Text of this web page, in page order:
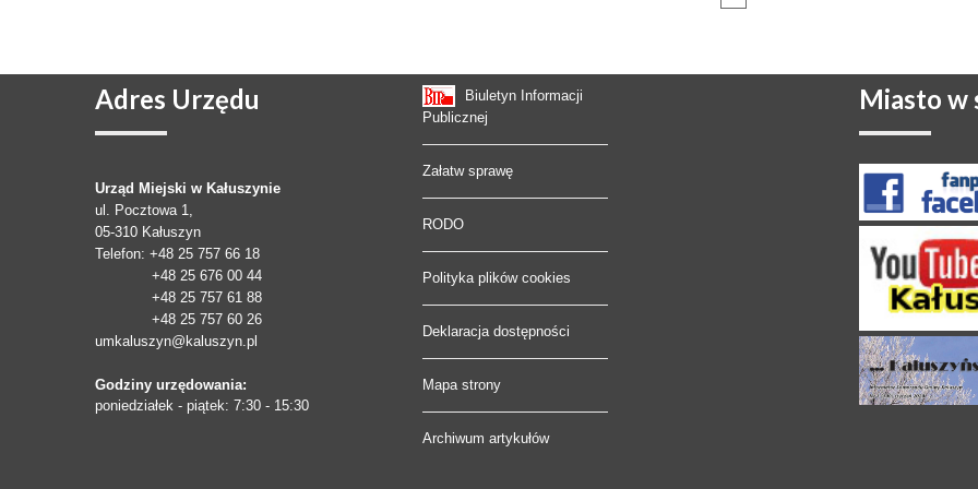
Adres Urzędu
Urząd Miejski w Kałuszynie
ul. Pocztowa 1,
05-310 Kałuszyn
Telefon: +48 25 757 66 18
+48 25 676 00 44
+48 25 757 61 88
+48 25 757 60 26
umkaluszyn@kaluszyn.pl
Godziny urzędowania:
poniedziałek - piątek: 7:30 - 15:30
Biuletyn Informacji
Publicznej
Załatw sprawę
RODO
Polityka plików cookies
Deklaracja dostępności
Mapa strony
Archiwum artykułów
Miasto w